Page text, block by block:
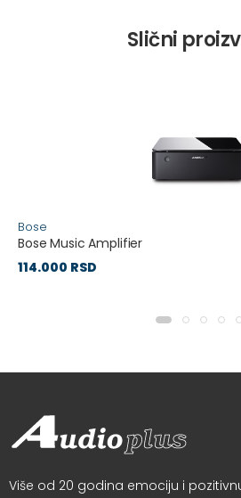
Slični
Bose
Bose Music Amplifier
114.000 RSD
Više od 20 godina emociju i